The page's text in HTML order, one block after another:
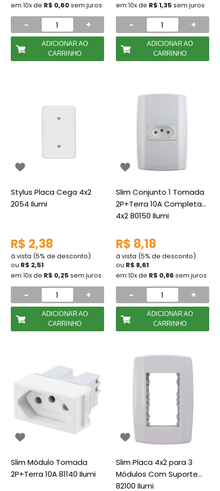
em 10x de R$ 0,60sem juros
- +
ADICIONAR AO
CARRINHO
em 10x de R$ 1,35 sem juros
- +
ADICIONAR AO
CARRINHO
Stylus Placa Cega 4x2
2054 Ilumi
R$ 2,38
à vista (5% de desconto)
ou R$ 2,51
em 10x de R$ 0,25 sem juros
- +
ADICIONAR AO
CARRINHO
Slim Conjunto 1 Tomada
2P+Terra 10A Completa
4x2 80150 Ilumi
R$ 8,18
à vista (5% de desconto)
ou R$ 8,61
em 10x de R$ 0,86 sem juros
- +
ADICIONAR AO
CARRINHO
Slim Módulo Tomada
2P+Terra 10A 81140 Ilumi
Slim Placa 4x2 para 3
Módulos Com Suporte
82100 Ilumi